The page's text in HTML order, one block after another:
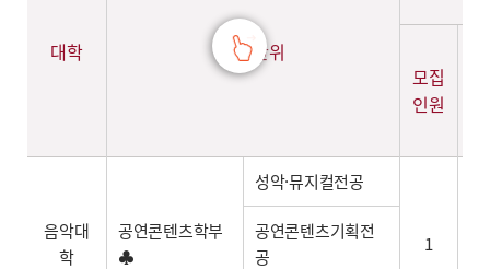
대학
모집단위
모집
인원
음악대
학
공연콘텐츠학부
♣
성악·뮤지컬전공
1
공연콘텐츠기획전
공